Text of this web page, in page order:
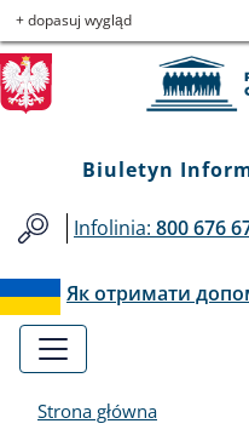
Przejdź
do
menu
głównego
Przejdź
do
treści
Przejdź
to
informacji
o
Przejdź
do
mapy
serwisu
Biuletyn
Informacji
Publicznej
RPO
+ dopasuj wygląd
Biuletyn
Infolinia: 800 676
Як отримати
Strona główna